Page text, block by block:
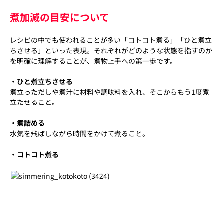
煮加減の目安について
レシピの中でも使われることが多い「コトコト煮る」「ひと煮立
ちさせる」といった表現。それぞれがどのような状態を指すのか
を明確に理解することが、煮物上手への第一歩です。
・ひと煮立ちさせる
煮立っただしや煮汁に材料や調味料を入れ、そこからもう1度煮
立たせること。
・煮詰める
水気を飛ばしながら時間をかけて煮ること。
・コトコト煮る